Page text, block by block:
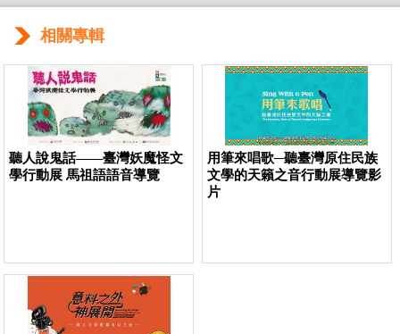
文學力──書寫LÁN臺灣常設展馬祖語語
影片時間：00:05:29
文學力──書寫LÁN臺灣常設展馬祖語語
音導覽05
影片時間：00:03:12
相關專輯
聽人說鬼話——臺灣妖魔怪文
學行動展 馬祖語語音導覽
用筆來唱歌─聽臺灣原住民族
文學的天籟之音行動展導覽影
片